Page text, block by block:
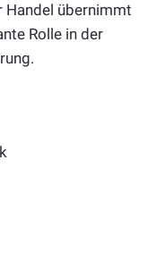
Handel übernimmt
Rolle in der